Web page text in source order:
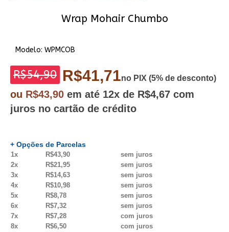
Wrap Mohair Chumbo
Modelo: WPMCOB
R$54,90 R$41,71no PIX (5% de desconto)
ou R$43,90 em até 12x de R$4,67 com
juros no cartão de crédito
+ Opções de Parcelas
1x R$43,90
sem juros
2x
R$21,95
sem juros
3x
R$14,63
sem juros
4x
R$10,98
sem juros
5x
R$8,78
sem juros
6x
R$7,32
sem juros
7x
R$7,28
com juros
8x
R$6,50
com juros